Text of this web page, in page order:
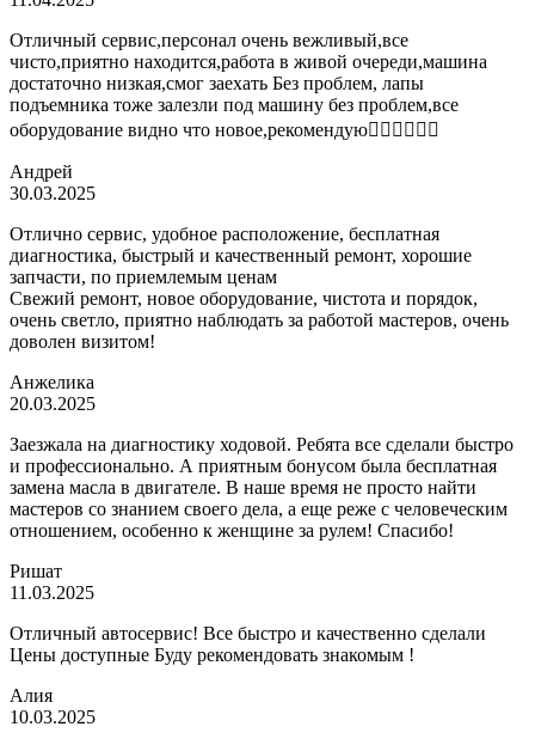
Отличный сервис,персонал очень вежливый,все
чисто,приятно находится,работа в живой очереди,машина
достаточно низкая,смог заехать Без проблем, лапы
подъемника тоже залезли под машину без проблем,все
оборудование видно что новое,рекомендую👍🏼👍🏼👍🏼
Андрей
30.03.2025
Отлично сервис, удобное расположение, бесплатная
диагностика, быстрый и качественный ремонт, хорошие
запчасти, по приемлемым ценам
Свежий ремонт, новое оборудование, чистота и порядок,
очень светло, приятно наблюдать за работой мастеров, очень
доволен визитом!
Анжелика
20.03.2025
Заезжала на диагностику ходовой. Ребята все сделали быстро
и профессионально. А приятным бонусом была бесплатная
замена масла в двигателе. В наше время не просто найти
мастеров со знанием своего дела, а еще реже с человеческим
отношением, особенно к женщине за рулем! Спасибо!
Ришат
11.03.2025
Отличный автосервис! Все быстро и качественно сделали
Цены доступные Буду рекомендовать знакомым !
Алия
10.03.2025